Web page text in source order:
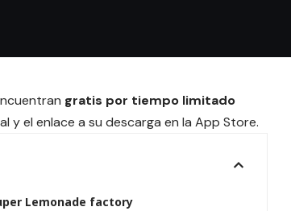
gratis por tiempo limitado
y el enlace a su descarga en la App Store.
Lemonade factory